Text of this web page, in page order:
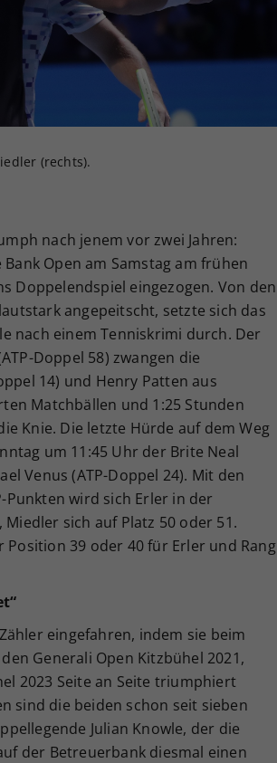
(rechts).
nach jenem vor zwei Jahren:
Open am Samstag am frühen
Doppelendspiel eingezogen. Von den
angepeitscht, setzte sich das
nach einem Tenniskrimi durch. Der
Doppel 58) zwangen die
14) und Henry Patten aus
Matchbällen und 1:25 Stunden
Knie. Die letzte Hürde auf dem Weg
um 11:45 Uhr der Brite Neal
Venus (ATP-Doppel 24). Mit den
Punkten wird sich Erler in der
sich auf Platz 50 oder 51.
Position 39 oder 40 für Erler und Rang
eingefahren, indem sie beim
Generali Open Kitzbühel 2021,
2023 Seite an Seite triumphiert
sind die beiden schon seit sieben
Julian Knowle, der die
der Betreuerbank diesmal einen
Ihrer vorgenommen Einstellungen, falls der
Webseiten-Betreiber dies eingestellt hat.